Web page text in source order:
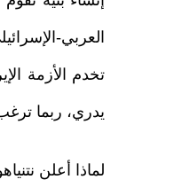
العربي-
تخدم الأزمة
يدري، ربما
لماذا أعلن